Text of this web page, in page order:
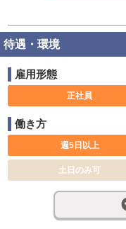
待遇・環境
雇用形態
正社員
働き方
週5日以上
土日のみ可
長期歓迎
完全週休2日制